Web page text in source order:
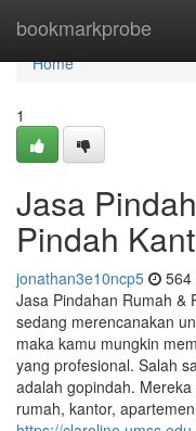
bookmarkprobe
Home
Home
1
Jasa
Pindah
jonathan3e10ncp5 564
Jasa Pindahan Rumah &
sedang merencanakan
maka kamu mungkin
yang profesional. Salah
adalah gopindah.
rumah, kantor,